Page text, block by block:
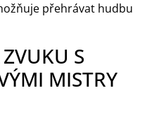
přehrávat hudbu
S
MISTRY